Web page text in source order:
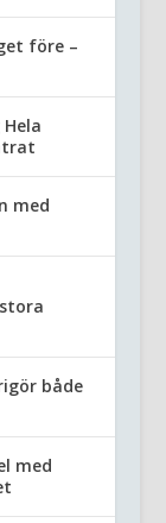
före –
med
både
med